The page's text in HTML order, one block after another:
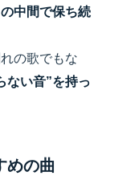
中間で保ち続
の歌でもな
ない音”を持っ
めの曲